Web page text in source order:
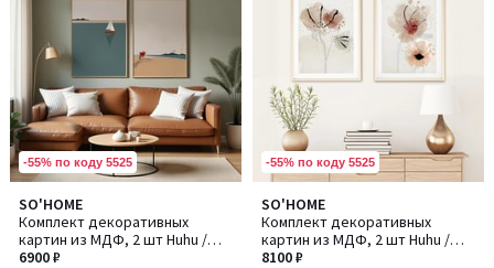
-55% по коду 5525
SO'HOME
Комплект декоративных
картин из МДФ, 2 шт Huhu /
Хуху486
6900 ₽
-55% по коду 5525
SO'HOME
Комплект декоративных
картин из МДФ, 2 шт Huhu /
Хуху22
8100 ₽